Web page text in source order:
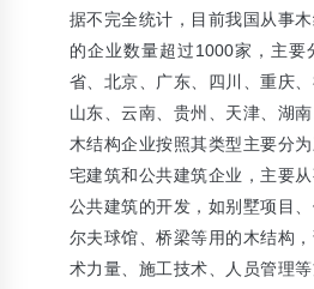
据不完全统计，目前我国从事
的企业数量超过1000家，主要
省、北京、广东、四川、重庆、
山东、云南、贵州、天津、湖南
木结构企业按照其类型主要分
宅建筑和公共建筑企业，主要
公共建筑的开发，如别墅项目
尔夫球馆、桥梁等用的木结构
术力量、施工技术、人员管理